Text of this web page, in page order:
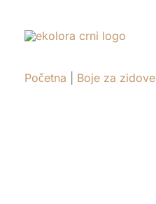
Početna Boje za zidove